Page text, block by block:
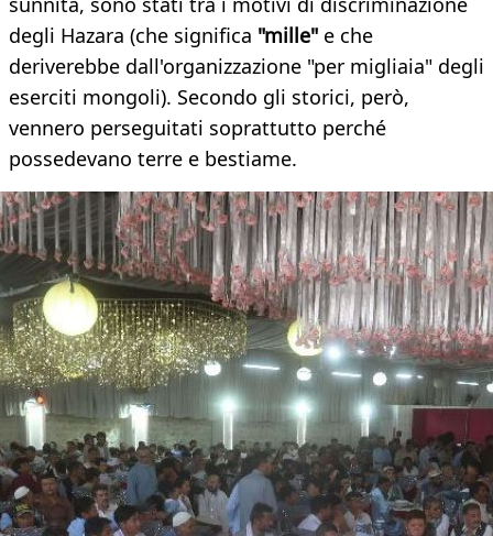
degli Hazara (che significa "mille" e che
deriverebbe dall'organizzazione "per migliaia" degli
eserciti mongoli). Secondo gli storici, però,
vennero perseguitati soprattutto perché
possedevano terre e bestiame.